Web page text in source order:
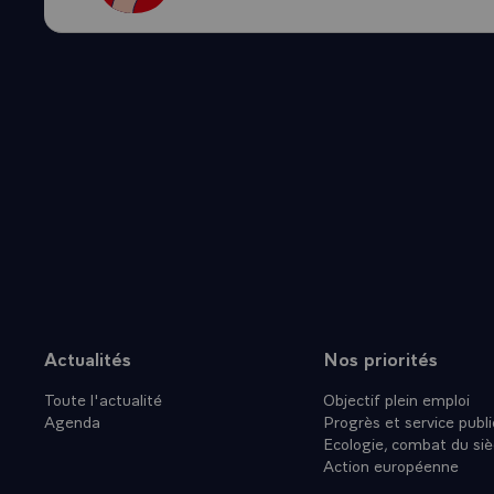
VITALITE
MONDE.
FRANCE
E. DE LA
TOUTES
MAIS
CHOMAGE
Plan du site
Actualités
Toute l'actualité
Agenda
Nos priorités
Objectif plein emploi
Progrès et service
Ecologie, combat du
Action européenne